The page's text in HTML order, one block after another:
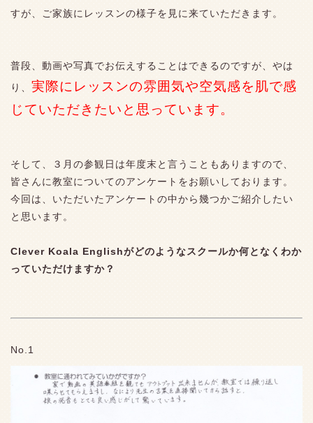
すが、ご家族にレッスンの様子を見に来ていただきます。
普段、動画や写真でお伝えすることはできるのですが、やは
り、実際にレッスンの雰囲気や空気感を肌で感
じていただきたいと思っています。
そして、３月の参観日は年度末と言うこともありますので、
皆さんに教室についてのアンケートをお願いしております。
今回は、いただいたアンケートの中から幾つかご紹介したい
と思います。
Clever Koala Englishがどのようなスクールか何となくわか
っていただけますか？
No.1